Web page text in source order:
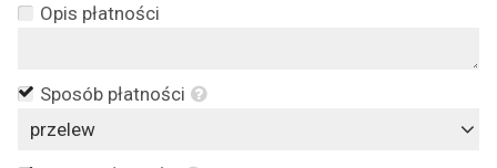
Opis płatności
Sposób płatności
przelew